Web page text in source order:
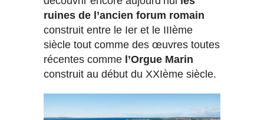
ruines de l’ancien forum romain
construit entre le Ier et le IIIème
siècle tout comme des œuvres toutes
récentes comme l’Orgue Marin
construit au début du XXIème siècle.